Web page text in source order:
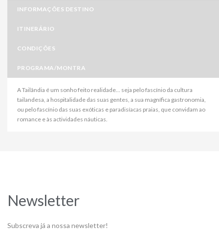
INFORMAÇÕES DESTINO
ITINERÁRIO
CONDIÇÕES
PROGRAMA/MONTRA
A Tailândia é um sonho feito realidade... seja pelo fascínio da cultura
tailandesa, a hospitalidade das suas gentes, a sua magnífica gastronomia,
ou pelo fascínio das suas exóticas e paradisíacas praias, que convidam ao
romance e às actividades náuticas.
Newsletter
Subscreva já a nossa newsletter!